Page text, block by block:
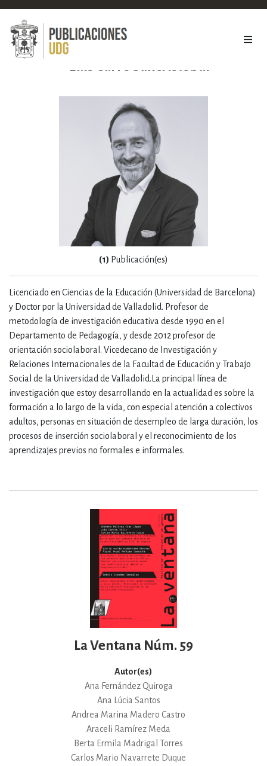
Luis Carro Sancristóbal
Licenciado en Ciencias de la Educación (Universidad de Barcelona)
y Doctor por la Universidad de Valladolid. Profesor de
metodología de investigación educativa desde 1990 en el
Departamento de Pedagogía, y desde 2012 profesor de
orientación sociolaboral. Vicedecano de Investigación y
Relaciones Internacionales de la Facultad de Educación y Trabajo
Social de la Universidad de Valladolid.La principal línea de
investigación que estoy desarrollando en la actualidad es sobre la
formación a lo largo de la vida, con especial atención a colectivos
adultos, personas en situación de desempleo de larga duración, los
procesos de inserción sociolaboral y el reconocimiento de los
aprendizajes previos no formales e informales.
(1) Publicación(es)
La Ventana Núm. 59
Autor(es)
Ana Fernández Quiroga
Ana Lúcia Santos
Andrea Marina Madero Castro
Araceli Ramírez Meda
Berta Ermila Madrigal Torres
Carlos Mario Navarrete Duque